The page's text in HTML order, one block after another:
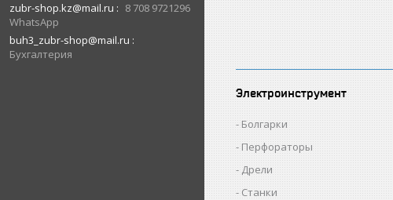
zubr-shop.kz@mail.ru
8 708 9721296
WhatsApp
buh3_zubr-shop@mail.ru
Бухгалтерия
Электроинструмент
Болгарки
Перфораторы
Дрели
Станки